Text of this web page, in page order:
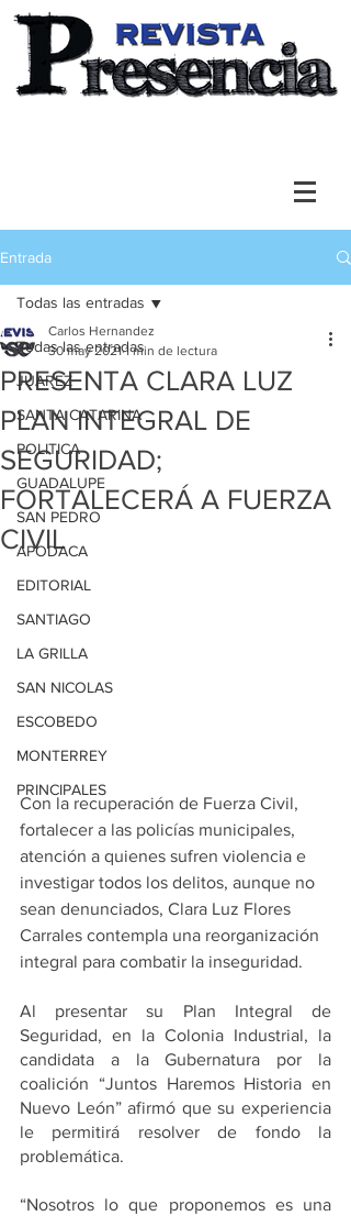
Entrada
Todas las entradas
JUAREZ
SANTA CATARINA
POLITICA
GUADALUPE
SAN PEDRO
APODACA
EDITORIAL
SANTIAGO
LA GRILLA
SAN NICOLAS
ESCOBEDO
MONTERREY
PRINCIPALES
Todas las entradas
PRESENTA CLARA LUZ
PLAN INTEGRAL DE
SEGURIDAD;
FORTALECERÁ A FUERZA
CIVIL
Carlos Hernandez
30 may 2021 1 min de lectura
Con la recuperación de Fuerza Civil,
fortalecer a las policías municipales,
atención a quienes sufren violencia e
investigar todos los delitos, aunque no
sean denunciados, Clara Luz Flores
Carrales contempla una reorganización
integral para combatir la inseguridad.
Al presentar su Plan Integral de
Seguridad, en la Colonia Industrial, la
candidata a la Gubernatura por la
coalición “Juntos Haremos Historia en
Nuevo León” afirmó que su experiencia
le permitirá resolver de fondo la
problemática.
“Nosotros lo que proponemos es una